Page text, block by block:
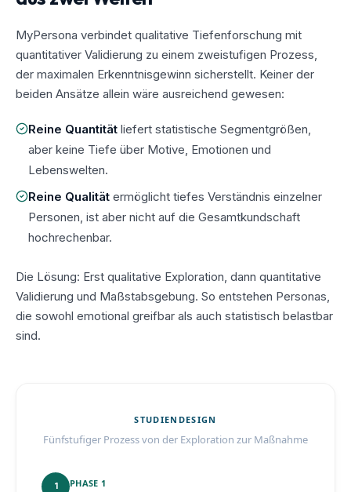
MyPersona verbindet qualitative Tiefenforschung mit
quantitativer Validierung zu einem zweistufigen Prozess,
der maximalen Erkenntnisgewinn sicherstellt. Keiner der
beiden Ansätze allein wäre ausreichend gewesen:
Reine Quantität liefert statistische Segmentgrößen,
aber keine Tiefe über Motive, Emotionen und
Lebenswelten.
Reine Qualität ermöglicht tiefes Verständnis einzelner
Personen, ist aber nicht auf die Gesamtkundschaft
hochrechenbar.
Die Lösung: Erst qualitative Exploration, dann quantitative
Validierung und Maßstabsgebung. So entstehen Personas,
die sowohl emotional greifbar als auch statistisch belastbar
sind.
STUDIENDESIGN
Fünfstufiger Prozess von der Exploration zur Maßnahme
1 PHASE 1